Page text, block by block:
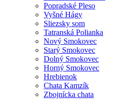
Popradské Pleso
Vyšné Hágy
Sliezsky som
Tatranská Polianka
Nový Smokovec
Starý Smokovec
Dolný Smokovec
Horný Smokovec
Hrebienok
Chata Kamzík
Zbojnícka chata